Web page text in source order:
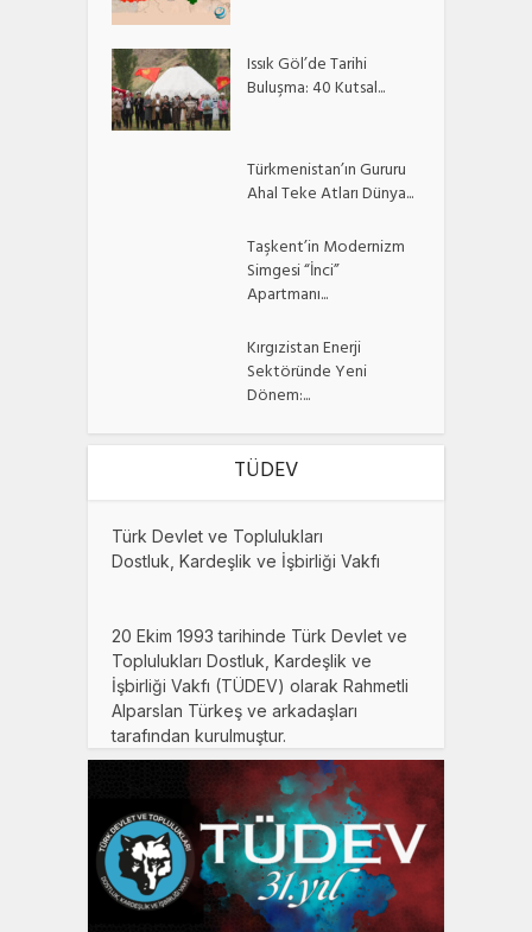
Issık Göl’de Tarihi
Buluşma: 40 Kutsal...
Türkmenistan’ın Gururu
Ahal Teke Atları Dünya...
Taşkent’in Modernizm
Simgesi “İnci”
Apartmanı...
Kırgızistan Enerji
Sektöründe Yeni
Dönem:...
TÜDEV
Türk Devlet ve Toplulukları
Dostluk, Kardeşlik ve İşbirliği Vakfı
20 Ekim 1993 tarihinde Türk Devlet ve
Toplulukları Dostluk, Kardeşlik ve
İşbirliği Vakfı (TÜDEV) olarak Rahmetli
Alparslan Türkeş ve arkadaşları
tarafından kurulmuştur.